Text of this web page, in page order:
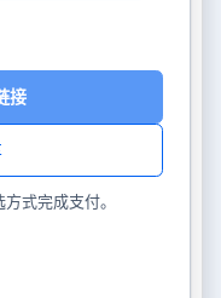
接
式完成支付。